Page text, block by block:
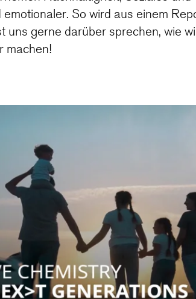
So wird aus einem
uns gerne darüber sprechen, wie
machen!